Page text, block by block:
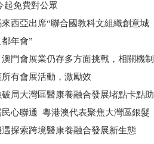
起免費對公眾
西亞出席“聯合國教科文組織創意城
年會”
門會展業仍存多方面挑戰，相關機制
有會展活動，激勵效
局大灣區醫康養融合發展堵點卡點助
心聯通 粵港澳代表聚焦大灣區銀髮
探索跨境醫康養融合發展新生態